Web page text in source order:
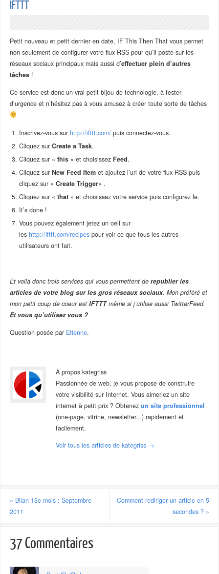
IFTTT
Petit nouveau et petit dernier en date, IF This Then That vous permet
non seulement de configurer votre flux RSS pour qu’il poste sur les
réseaux sociaux principaux mais aussi d’effectuer plein d’autres
tâches!
Ce service est donc un vrai petit bijou de technologie, à tester
d’urgence et n’hésitez pas à vous amusez à créer toute sorte de tâches
Inscrivez-vous sur http://ifttt.com/puis connectez-vous.
Cliquez sur Create a Task.
Cliquez sur « this» et choisissez Feed.
Cliquez sur New Feed Itemet ajoutez l’url de votre flux RSS puis
cliquez sur « Create Trigger« .
Cliquez sur « that» et choisissez votre service puis configurez le.
It’s done !
Vous pouvez également jetez un oeil sur
les http://ifttt.com/recipespour voir ce que tous les autres
utilisateurs ont fait.
Et voilà donc trois services qui vous permettent de republier les
articles de votre blog sur les gros réseaux sociaux. Mon préféré et
mon petit coup de coeur est IFTTTmême si j’utilise aussi TwitterFeed.
Et vous qu’utilisez vous ?
Question posée par Etienne.
A propos kategriss
Passionnée de web, je vous propose de construire
votre visibilité sur Internet. Vous aimeriez un site
internet à petit prix ? Obtenez un site professionnel
(one-page, vitrine, newsletter...) rapidement et
facilement.
Voir tous les articles de kategriss →
« Bilan 13e mois : Septembre
2011
Comment rediriger un article en 5
secondes ? »
37 Commentaires